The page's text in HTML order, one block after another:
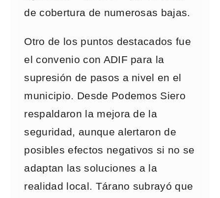
de cobertura de numerosas bajas.
Otro de los puntos destacados fue
el convenio con ADIF para la
supresión de pasos a nivel en el
municipio. Desde Podemos Siero
respaldaron la mejora de la
seguridad, aunque alertaron de
posibles efectos negativos si no se
adaptan las soluciones a la
realidad local. Tárano subrayó que